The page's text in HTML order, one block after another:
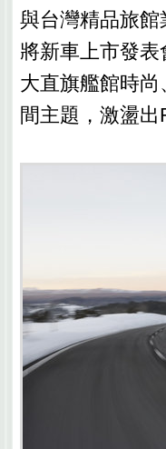
與台灣精品旅
將新車上市發
大直旗艦館時
間主題，激盪出